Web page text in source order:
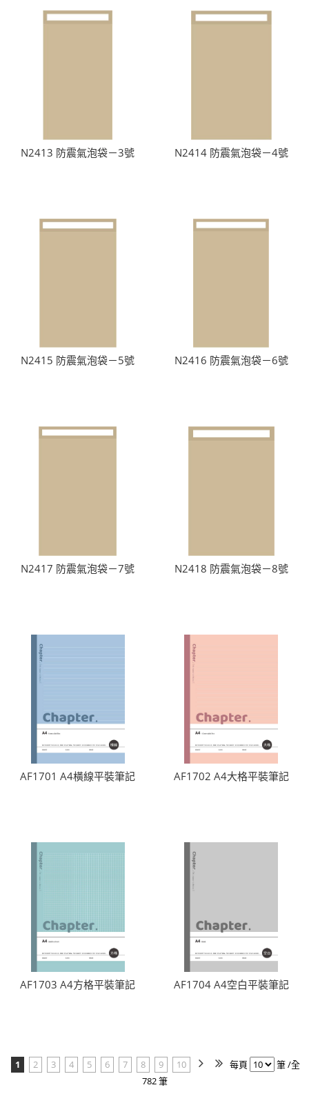
N2413 防震氣泡袋－3號 N2414 防震氣泡袋－4號
N2415 防震氣泡袋－5號 N2416 防震氣泡袋－6號
N2417 防震氣泡袋－7號 N2418 防震氣泡袋－8號
AF1701 A4橫線平裝筆記 AF1702 A4大格平裝筆記
AF1703 A4方格平裝筆記 AF1704 A4空白平裝筆記
1 2 3 4 5 6 7 8 9 10 每頁
筆 /全
782 筆